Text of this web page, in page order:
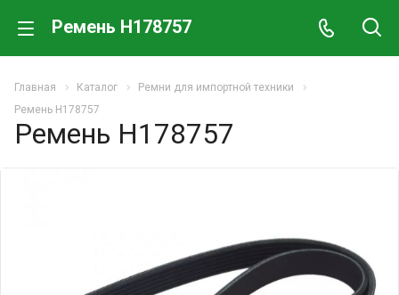
Ремень H178757
Главная Каталог
Ремни для импортной техники
Ремень H178757
Ремень H178757